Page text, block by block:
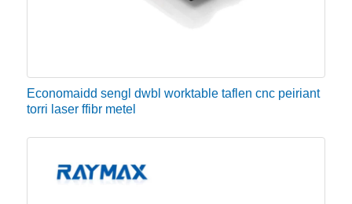
Economaidd sengl dwbl worktable taflen cnc peiriant
torri laser ffibr metel